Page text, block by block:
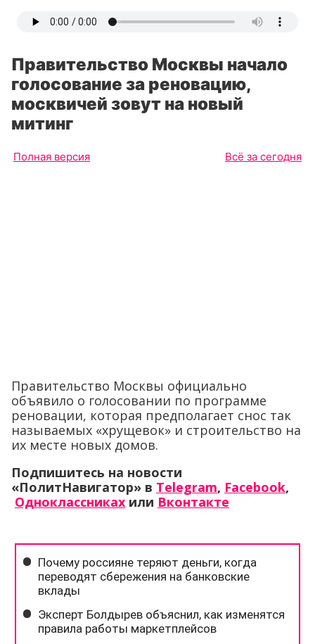
Правительство Москвы начало
голосование за реновацию,
москвичей зовут на новый
митинг
Полная версия Всё за сегодня
Правительство Москвы официально
объявило о голосовании по программе
реновации, которая предполагает снос так
называемых «хрущевок» и строительство на
их месте новых домов.
Подпишитесь на новости
«ПолитНавигатор» в Telegram, Facebook,
Одноклассниках или Вконтакте